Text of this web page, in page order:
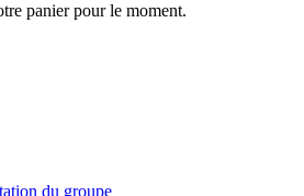
panier pour le moment.
du groupe